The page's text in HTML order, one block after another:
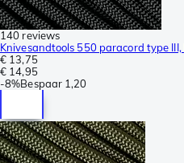
140 reviews
Knivesandtools 550 paracord type
€ 13,75
€ 14,95
-8%Bespaar 1,20